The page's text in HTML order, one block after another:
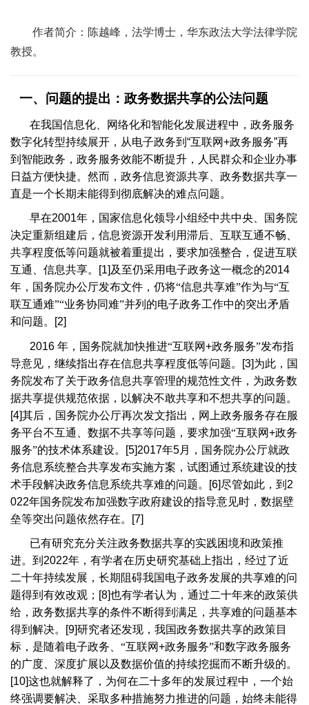
作者简介：陈越峰，法学博士，华东政法大学法律学院
教授。
一、问题的提出：政务数据共享的公法问题
在我国信息化、网络化和智能化发展进程中，政务服务
数字化转型持续展开，从电子政务到 “互联网+政务服务”再
到智能政务，政务服务效能不断提升，人民群众和企业办事
日益方便快捷。然而，政务信息资源共享、政务数据共享一
直是一个长期未能得到彻底解决的难点问题。
早在2001年，国家信息化领导小组经中共中央、国务院
决定重新组建后，信息资源开发利用滞后、互联互通不畅、
共享程度低等问题就被着重提出，要求加强整合，促进互联
互通、信息共享。
[1] 及至仍采用电子政务这一概念的2014
年，国务院办公厅发布文件，仍将“信息共享难”作为与“互
联互通难”“业务协同难”并列的电子政务工作中的突出矛盾
和问题。
[2]
2016 年，国务院就加快推进“互联网+政务服务”发布指
导意见，继续指出存在信息共享程度低等问题。
[3]为此，国
务院发布了关于政务信息共享管理的规范性文件，为政务数
据共享提供规范依据，以解决不敢共享和不想共享的问题。
[4]其后，国务院办公厅再次发文指出，网上政务服务存在服
务平台不互通、数据不共享等问题，要求加强“互联网+政务
服务”的技术体系建设。
[5]2017年5月，国务院办公厅就政
务信息系统整合共享发布实施方案，试图通过系统建设的技
术手段解决政务信息系统共享难的问题。
[6]尽管如此，到 2
022年国务院发布加强数字政府建设的指导意见时，数据壁
垒等突出问题依然存在。
[7]
已有研究充分关注政务数据共享的实践困境和政策推
进。到 2022年，有学者在历史研究基础上指出，经过了近
二十年持续发展，长期阻碍我国电子政务发展的共享难的问
题得到有效改观； [8]也有学者认为，通过二十年来的政策供
给，政务数据共享的条件不断得到满足，共享难的问题基本
得到解决。
[9]研究者还发现，我国政务数据共享的政策目
标，是随着电子政务、“互联网+政务服务”和数字政务服务
的广度、深度扩展以及数据价值的持续挖掘而不断升级的。
[10]这也就解释了，为何在二十多年的发展过程中，一个始
终强调要解决、采取多种措施努力推进的问题，始终未能得